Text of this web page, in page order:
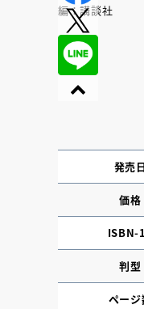
編：講談社
発売日
価格
ISBN-
判型
ページ